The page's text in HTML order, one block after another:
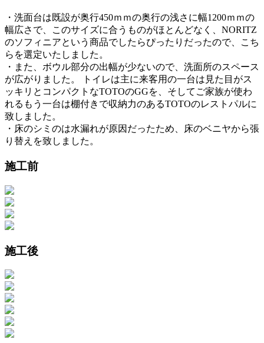
・洗面台は既設が奥行450ｍｍの奥行の浅さに幅1200ｍｍの
幅広さで、このサイズに合うものがほとんどなく、NORITZ
のソフィニアという商品でしたらぴったりだったので、こち
らを選定いたしました。
・また、ボウル部分の出幅が少ないので、洗面所のスペース
が広がりました。 トイレは主に来客用の一台は見た目がス
ッキリとコンパクトなTOTOのGGを、そしてご家族が使わ
れるもう一台は棚付きで収納力のあるTOTOのレストパルに
致しました。
・床のシミのは水漏れが原因だったため、床のベニヤから張
り替えを致しました。
施工前
施工後